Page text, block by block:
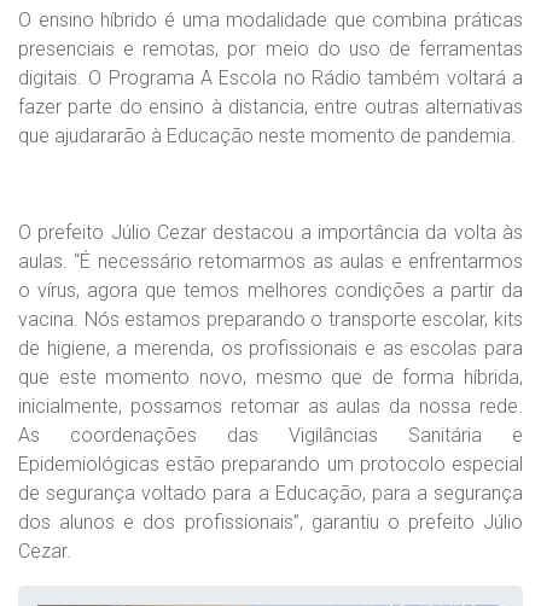
O ensino híbrido é uma modalidade que combina práticas
presenciais e remotas, por meio do uso de ferramentas
digitais. O Programa A Escola no Rádio também voltará a
fazer parte do ensino à distancia, entre outras alternativas
que ajudararão à Educação neste momento de pandemia.
O prefeito Júlio Cezar destacou a importância da volta às
aulas. “É necessário retomarmos as aulas e enfrentarmos
o vírus, agora que temos melhores condições a partir da
vacina. Nós estamos preparando o transporte escolar, kits
de higiene, a merenda, os profissionais e as escolas para
que este momento novo, mesmo que de forma híbrida,
inicialmente, possamos retomar as aulas da nossa rede.
As coordenações das Vigilâncias Sanitária e
Epidemiológicas estão preparando um protocolo especial
de segurança voltado para a Educação, para a segurança
dos alunos e dos profissionais”, garantiu o prefeito Júlio
Cezar.